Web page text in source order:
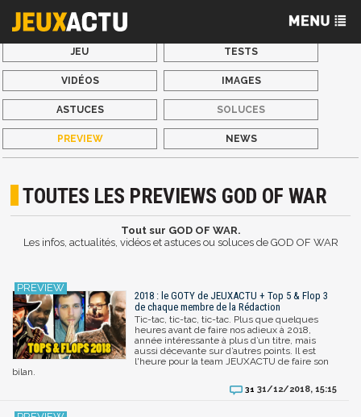
JEU TESTS
VIDÉOS IMAGES
ASTUCES SOLUCES
PREVIEW NEWS
TOUTES LES PREVIEWS GOD OF WAR
Tout sur GOD OF WAR.
Les infos, actualités, vidéos et astuces ou soluces de GOD OF WAR
2018 : le GOTY de JEUXACTU + Top 5 & Flop 3
de chaque membre de la Rédaction
Tic-tac, tic-tac, tic-tac. Plus que quelques
heures avant de faire nos adieux à 2018,
année intéressante à plus d’un titre, mais
aussi décevante sur d’autres points. Il est
l'heure pour la team JEUXACTU de faire son
bilan.
31 31/12/2018, 15:15